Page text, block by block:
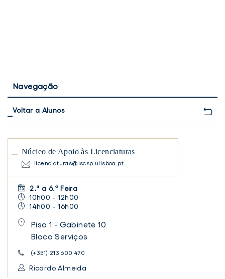
Navegação
Voltar a Alunos
Núcleo de Apoio às Licenciaturas
licenciaturas@iscsp.ulisboa.pt
2.ª a 6.ª Feira
10h00 - 12h00
14h00 - 16h00
Piso 1 - Gabinete 10
Bloco Serviços
(+351) 213 600 470
Ricardo Almeida